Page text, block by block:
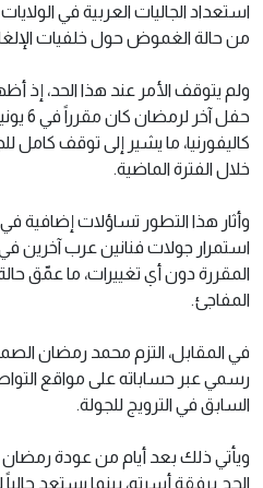
استعداد الجاليات العربية في
من حالة الغموض حول خلفيات
ولم يتوقف الأمر عند هذا الحد، إذ
حفل
كاليفورنيا، ما يشير إلى توقف كامل
خلال الفترة الماضية.
وأثار هذا التطور تساؤلات إضافية
استمرار جولات فنانين عرب آخرين في
المقررة دون أي تغييرات، ما عمّق
المفاجئ.
في المقابل، التزم محمد رمضان
رسمي عبر حساباته على مواقع
السابق في الترويج للجولة.
ويأتي ذلك بعد أيام من عودة
الحج برفقة أسرته، بينما يستعد